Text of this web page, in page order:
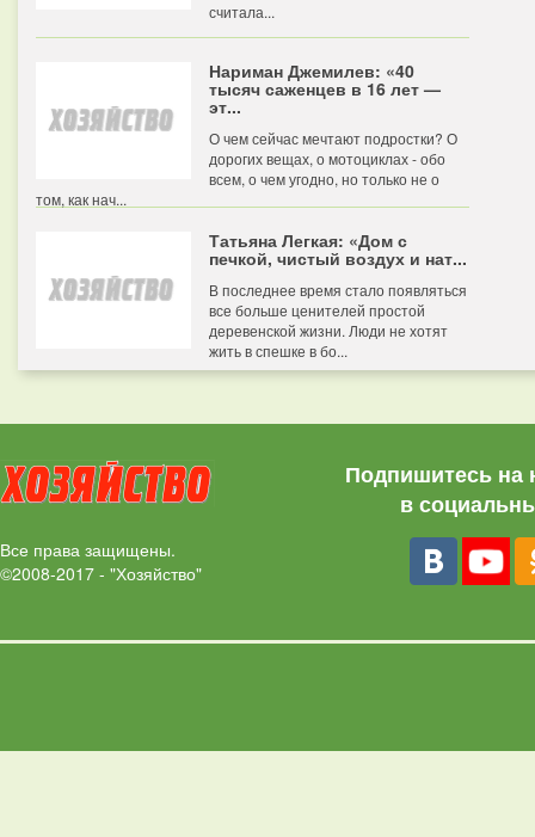
считала...
Нариман Джемилев: «40
тысяч саженцев в 16 лет —
эт...
О чем сейчас мечтают подростки? О
дорогих вещах, о мотоциклах - обо
всем, о чем угодно, но только не о
том, как нач...
Татьяна Легкая: «Дом с
печкой, чистый воздух и нат...
В последнее время стало появляться
все больше ценителей простой
деревенской жизни. Люди не хотят
жить в спешке в бо...
Все права защищены.
©2008-2017 - "Хозяйство"
Подпишитесь на
в